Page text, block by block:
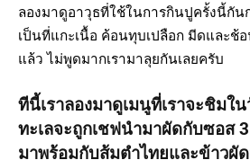
ลองมาดูอาวุธที่ใช้ในการกินปูครั้งนี้กัน
เป็นที่แกะเนื้อ ค้อนทุบเปลือก มีดและช้
แล้ว ไม่พูดมากเรามาลุยกันเลยครับ
ทีนี้เราลองมาดูเมนูที่เราจะชิมใ
ทะเลจะถูกเชฟนำมาผัดกับซอส
มาพร้อมกับส้มตำไทยและข้าวผั